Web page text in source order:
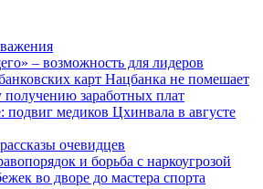
– возможность для лидеров
карт Нацбанка не помешает
получению заработных плат
подвиг медиков Цхинвала в августе
очевидцев
и борьба с наркоугрозой
во дворе до мастера спорта